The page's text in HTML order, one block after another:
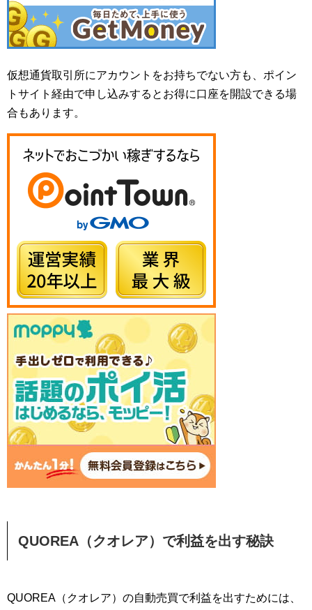
仮想通貨取引所にアカウントをお持ちでない方も、ポイン
トサイト経由で申し込みするとお得に口座を開設できる場
合もあります。
QUOREA（クオレア）で利益を出す秘訣
QUOREA（クオレア）の自動売買で利益を出すためには、